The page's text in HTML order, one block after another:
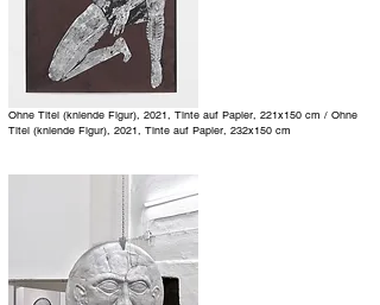
Ohne Titel (kniende Figur), 2021, Tinte auf Papier, 221x150 cm / Ohne
Titel (kniende Figur), 2021, Tinte auf Papier, 232x150 cm